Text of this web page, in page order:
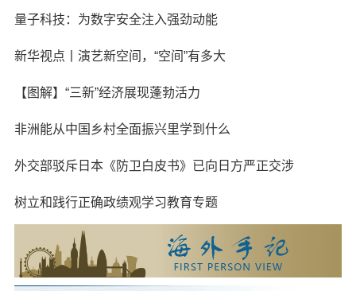
量子科技：为数字安全注入强劲动能
新华视点丨演艺新空间，“空间”有多大
【图解】“三新”经济展现蓬勃活力
非洲能从中国乡村全面振兴里学到什么
外交部驳斥日本《防卫白皮书》已向日方严正交涉
树立和践行正确政绩观学习教育专题